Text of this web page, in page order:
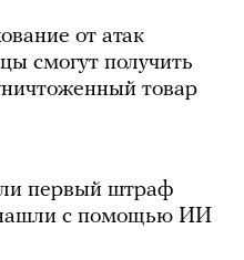
от атак
смогут получить
товар
первый штраф
с помощью ИИ